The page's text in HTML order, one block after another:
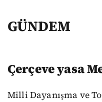
GÜNDEM
Çerçeve yasa
Milli Dayanışma ve